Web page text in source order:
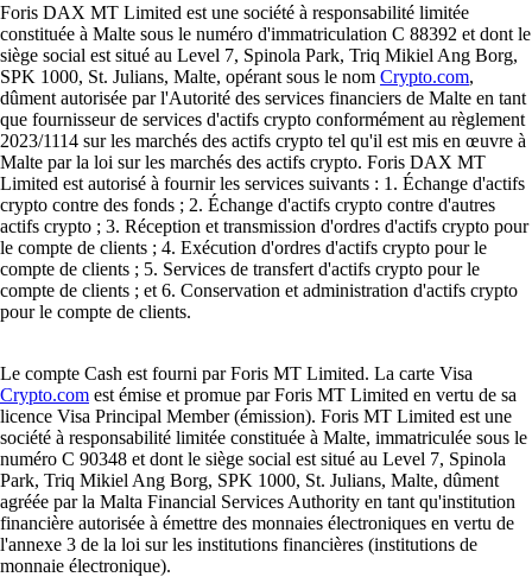
Foris DAX MT Limited est une société à responsabilité limitée
constituée à Malte sous le numéro d'immatriculation C 88392 et dont le
siège social est situé au Level 7, Spinola Park, Triq Mikiel Ang Borg,
SPK 1000, St. Julians, Malte, opérant sous le nom Crypto.com,
dûment autorisée par l'Autorité des services financiers de Malte en tant
que fournisseur de services d'actifs crypto conformément au règlement
2023/1114 sur les marchés des actifs crypto tel qu'il est mis en œuvre à
Malte par la loi sur les marchés des actifs crypto. Foris DAX MT
Limited est autorisé à fournir les services suivants : 1. Échange d'actifs
crypto contre des fonds ; 2. Échange d'actifs crypto contre d'autres
actifs crypto ; 3. Réception et transmission d'ordres d'actifs crypto pour
le compte de clients ; 4. Exécution d'ordres d'actifs crypto pour le
compte de clients ; 5. Services de transfert d'actifs crypto pour le
compte de clients ; et 6. Conservation et administration d'actifs crypto
pour le compte de clients.
Le compte Cash est fourni par Foris MT Limited. La carte Visa
Crypto.com est émise et promue par Foris MT Limited en vertu de sa
licence Visa Principal Member (émission). Foris MT Limited est une
société à responsabilité limitée constituée à Malte, immatriculée sous le
numéro C 90348 et dont le siège social est situé au Level 7, Spinola
Park, Triq Mikiel Ang Borg, SPK 1000, St. Julians, Malte, dûment
agréée par la Malta Financial Services Authority en tant qu'institution
financière autorisée à émettre des monnaies électroniques en vertu de
l'annexe 3 de la loi sur les institutions financières (institutions de
monnaie électronique).